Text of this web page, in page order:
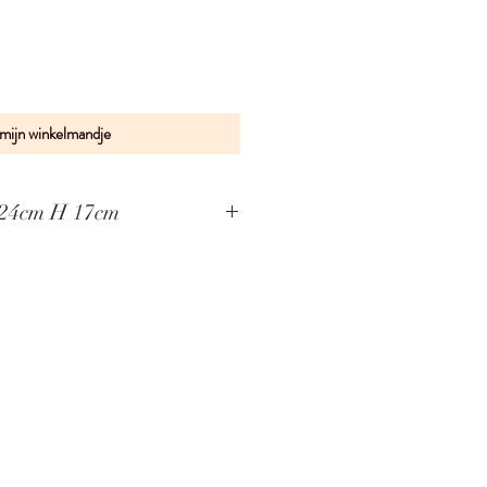
winkelmandje
Afmetingen : B 24cm H 17cm